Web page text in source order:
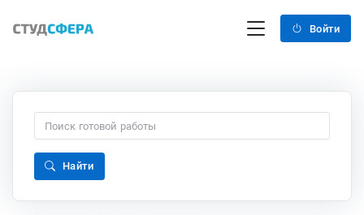
Войти
Найти